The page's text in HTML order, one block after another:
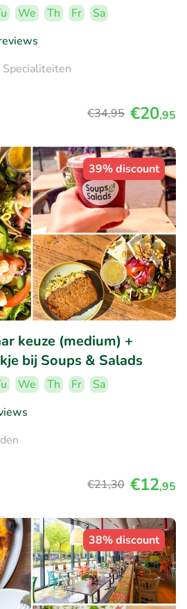
We Th Fr
Sa
Specialiteiten
€34,95 €20,95
39% discount
keuze (medium) +
bij Soups & Salads
We Th Fr
Sa
€21,30 €12,95
38% discount